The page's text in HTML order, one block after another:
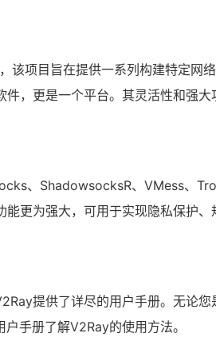
该项目旨在提供一系列构建特定网
件，更是一个平台。其灵活性和强
、ShadowsocksR、VMess、
更为强大，可用于实现隐私保护
提供了详尽的用户手册。无论
手册了解V2Ray的使用方法。